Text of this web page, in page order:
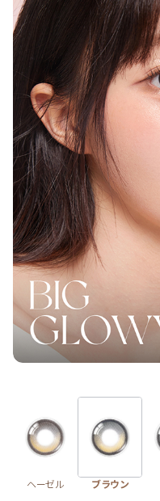
装着期間
1 Month
よりどりキット
カラー
ブラウン
グレー
ヘーゼル
ブルー
透明
ハロウィンカラコン
ケア用品
EYEしてる
総合掲示板
ヘーゼル ブラウン